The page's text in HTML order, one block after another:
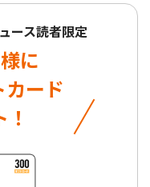
ース読者限定
に
ード